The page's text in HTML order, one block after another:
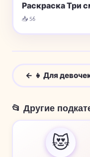
Раскраска Три
📥 56
← 👧 Для
📂 Другие
😻